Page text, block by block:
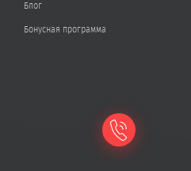
Блог
Бонусная программа